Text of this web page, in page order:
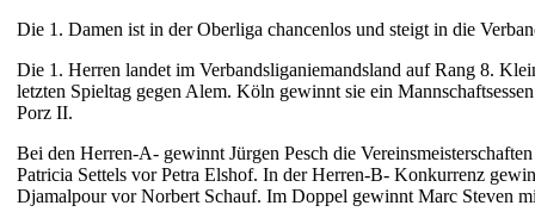
Die 1. Damen ist in der Oberliga chancenlos und steigt in die
Die 1. Herren landet im Verbandsliganiemandsland auf Rang 8.
letzten Spieltag gegen Alem. Köln gewinnt sie ein
Porz II.
Bei den Herren-A- gewinnt Jürgen Pesch die
Patricia Settels vor Petra Elshof. In der Herren-B- Konkurrenz
Djamalpour vor Norbert Schauf. Im Doppel gewinnt Marc Steven